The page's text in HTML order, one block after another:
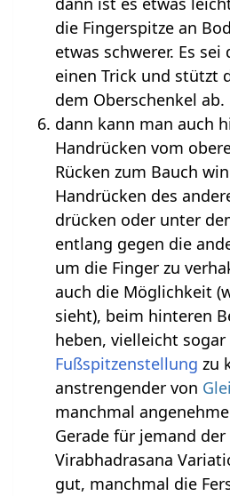
die Fingerspitze an
etwas schwerer. Es
einen Trick und stützt
dem Oberschenkel ab.
dann kann man auch
Handrücken vom
Rücken zum Bauch
Handrücken des
drücken oder unter
entlang gegen die
um die Finger zu
auch die Möglichkeit
sieht), beim hinteren
heben, vielleicht sogar
Fußspitzenstellung zu
anstrengender von
manchmal
Gerade für jemand
Virabhadrasana
gut, manchmal die